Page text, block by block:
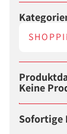
Keine
Sofortige